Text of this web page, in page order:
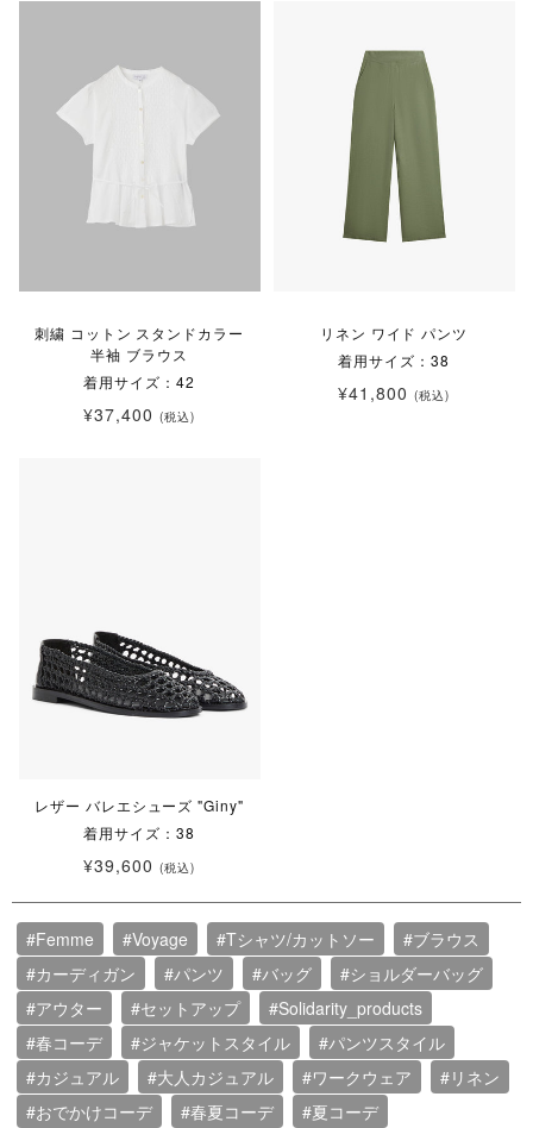
刺繍 コットン スタンドカラー
半袖 ブラウス
着用サイズ：42
¥37,400 (税込)
リネン ワイド パンツ
着用サイズ：38
¥41,800 (税込)
レザー バレエシューズ "Giny"
着用サイズ：38
¥39,600 (税込)
#Femme #Voyage #Tシャツ/カットソー
#ブラウス
#カーディガン
#パンツ #バッグ
#ショルダーバッグ
#アウター
#セットアップ
#Solidarity_products
#春コーデ
#ジャケットスタイル
#パンツスタイル
#カジュアル
#大人カジュアル #ワークウェア
#リネン
#おでかけコーデ
#春夏コーデ #夏コーデ